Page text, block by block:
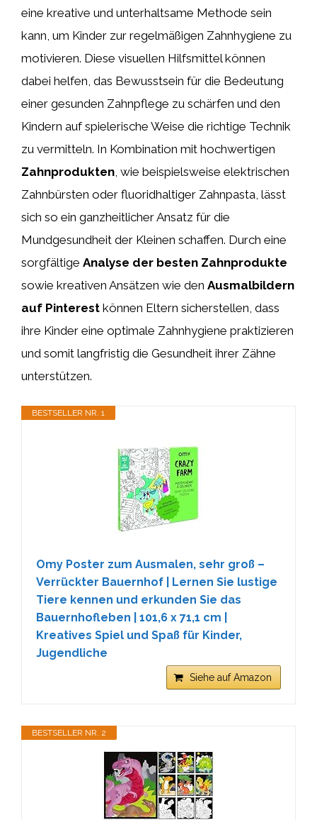
eine kreative und unterhaltsame Methode sein
kann, um Kinder zur regelmäßigen Zahnhygiene zu
motivieren. Diese visuellen Hilfsmittel können
dabei helfen, das Bewusstsein für die Bedeutung
einer gesunden Zahnpflege zu schärfen und den
Kindern auf spielerische Weise die richtige Technik
zu vermitteln. In Kombination mit hochwertigen
Zahnprodukten, wie beispielsweise elektrischen
Zahnbürsten oder fluoridhaltiger Zahnpasta, lässt
sich so ein ganzheitlicher Ansatz für die
Mundgesundheit der Kleinen schaffen. Durch eine
sorgfältige Analyse der besten Zahnprodukte
sowie kreativen Ansätzen wie den Ausmalbildern
auf Pinterest können Eltern sicherstellen, dass
ihre Kinder eine optimale Zahnhygiene praktizieren
und somit langfristig die Gesundheit ihrer Zähne
unterstützen.
BESTSELLER NR. 1
Omy Poster zum Ausmalen, sehr groß –
Verrückter Bauernhof | Lernen Sie lustige
Tiere kennen und erkunden Sie das
Bauernhofleben | 101,6 x 71,1 cm |
Kreatives Spiel und Spaß für Kinder,
Jugendliche
Siehe auf Amazon
BESTSELLER NR. 2